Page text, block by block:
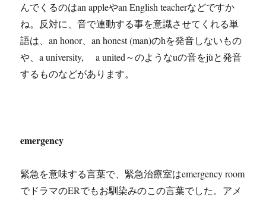
んでくるのはan appleやan English teacherなどですか
ね。反対に、音で連動する事を意識させてくれる単
語は、an honor、an honest (man)のhを発音しないもの
や、a university, a united～のようなuの音をjùと発音
するものなどがあります。
emergency
緊急を意味する言葉で、緊急治療室はemergency room
でドラマのERでもお馴染みのこの言葉でした。アメ